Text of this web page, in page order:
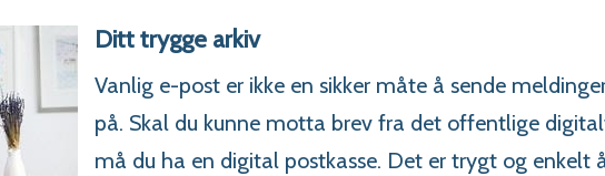
Ditt trygge arkiv
Vanlig e-post er ikke en sikker måte å sende
på. Skal du kunne motta brev fra det offentlige
må du ha en digital postkasse. Det er trygt og enkelt